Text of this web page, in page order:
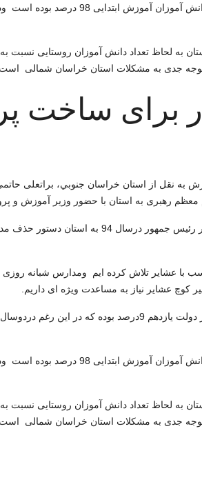
حاتمی افزود : جذب دانش آموزان پایه اول
به لحاظ تعداد دانش آموزان روستایی نسبت
توجه جدی به مشکلات استان خراسان شمالی است.
برای ساخت
نقل از استان خراسان جنوبي، براتعلی
با عشایر تلاش کرده ایم ومدارس شبانه
کوچ عشایر نیاز به مساعدت ویژه ای داریم
حاتمی افزود : جذب دانش آموزان پایه اول
به لحاظ تعداد دانش آموزان روستایی نسبت
توجه جدی به مشکلات استان خراسان شمالی است.